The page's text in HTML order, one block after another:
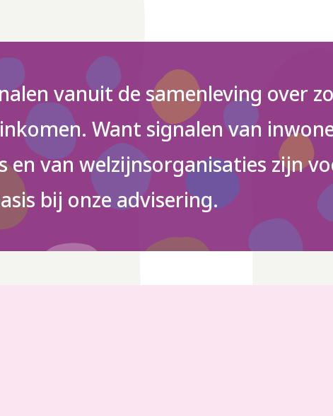
vanuit de samenleving over
Want signalen van
van welzijnsorganisaties zijn
bij onze advisering.